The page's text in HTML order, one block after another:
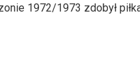
1972/1973 zdobył